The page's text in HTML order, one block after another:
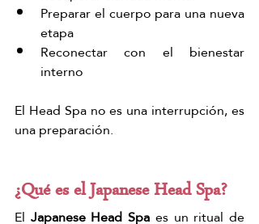
Preparar el cuerpo para una nueva
etapa
Reconectar con el bienestar
interno
El Head Spa no es una interrupción, es
una preparación.
¿Qué es el Japanese Head Spa?
El Japanese Head Spa es un ritual de